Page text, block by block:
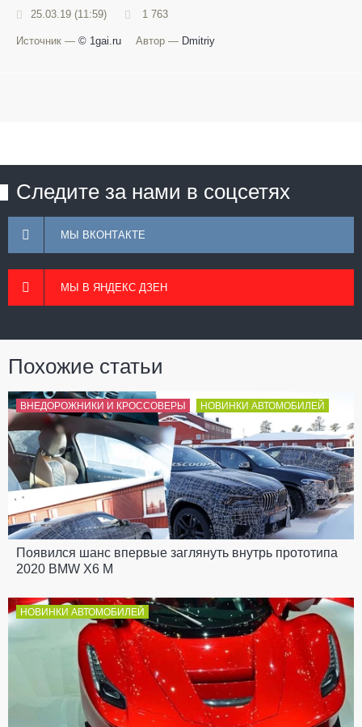
25.03.19 (11:59) 1 763
Источник — © 1gai.ru Автор — Dmitriy
Следите за нами в соцсетях
МЫ ВКОНТАКТЕ
МЫ В ЯНДЕКС ДЗЕН
Похожие статьи
ВНЕДОРОЖНИКИ И КРОССОВЕРЫ НОВИНКИ АВТОМОБИЛЕЙ
Появился шанс впервые заглянуть внутрь прототипа
2020 BMW X6 M
НОВИНКИ АВТОМОБИЛЕЙ